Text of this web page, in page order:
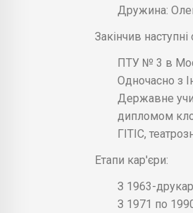
Дружина:
Закінчив наступні
ПТУ № 3 в
Одночасно з
Державне
дипломом
ГІТІС,
Етапи кар'єри:
З 1963-
З 1971 по